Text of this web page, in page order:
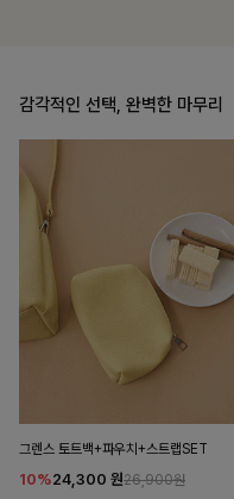
감각적인 선택, 완벽한 마무리
그렌스 토트백+파우치+스트랩SET
10%24,300 원26,900원